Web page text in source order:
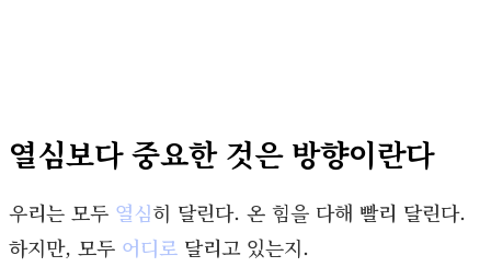
열심보다 중요한 것은 방향이란다
우리는 모두 열심히 달린다. 온 힘을 다해 빨리 달린다.
하지만, 모두 어디로 달리고 있는지.